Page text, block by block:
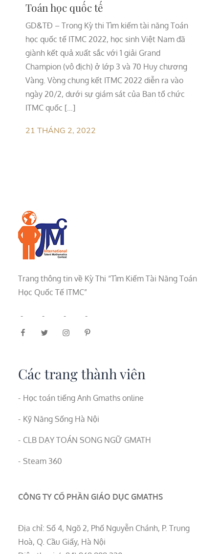
Toán học quốc tế
GD&TĐ – Trong Kỳ thi Tìm kiếm tài năng Toán
học quốc tế ITMC 2022, học sinh Việt Nam đã
giành kết quả xuất sắc với 1 giải Grand
Champion (vô địch) ở lớp 3 và 70 Huy chương
Vàng. Vòng chung kết ITMC 2022 diễn ra vào
ngày 20/2, dưới sự giám sát của Ban tổ chức
ITMC quốc […]
21 THÁNG 2, 2022
Trang thông tin về Kỳ Thi “Tìm Kiếm Tài Năng Toán
Học Quốc Tế ITMC”
Các trang thành viên
Học toán tiếng Anh Gmaths online
Kỹ Năng Sống Hà Nội
CLB DẠY TOÁN SONG NGỮ GMATH
Steam 360
CÔNG TY CỔ PHẦN GIÁO DỤC GMATHS
Địa chỉ: Số 4, Ngõ 2, Phố Nguyễn Chánh, P. Trung
Hoà, Q. Cầu Giấy, Hà Nội